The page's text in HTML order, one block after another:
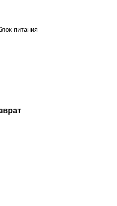
питания